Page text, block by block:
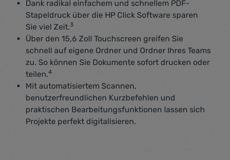
Dank radikal einfachem und schnellem PDF-
Stapeldruck über die HP Click Software sparen
Sie viel Zeit.3
Über den 15,6 Zoll Touchscreen greifen Sie
schnell auf eigene Ordner und Ordner Ihres Teams
zu. So können Sie Dokumente sofort drucken oder
teilen.4
Mit automatisiertem Scannen,
benutzerfreundlichen Kurzbefehlen und
praktischen Bearbeitungsfunktionen lassen sich
Projekte perfekt digitalisieren.